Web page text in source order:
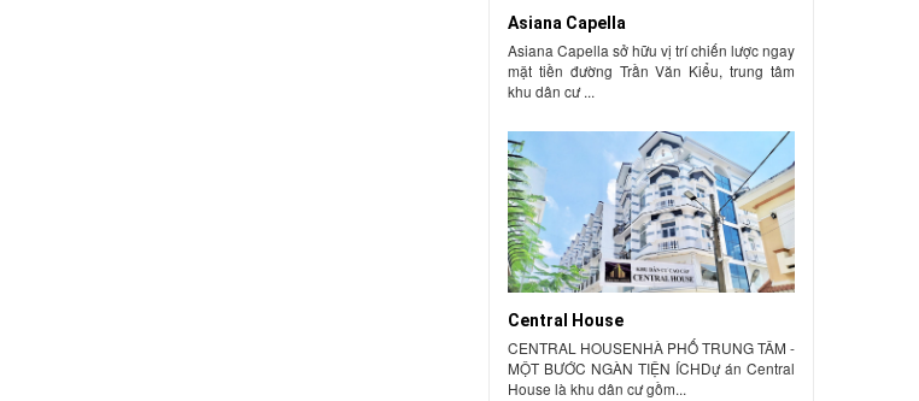
Asiana Capella
Asiana Capella sở hữu vị trí chiến lược ngay
mặt tiền đường Trần Văn Kiểu, trung tâm
khu dân cư ...
Central House
CENTRAL HOUSENHÀ PHỐ TRUNG TÂM -
MỘT BƯỚC NGÀN TIỆN ÍCHDự án Central
House là khu dân cư gồm...